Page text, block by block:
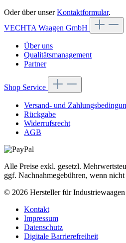
Oder über unserKontaktformular.
VECHTA Waagen GmbH
Über uns
Qualitätsmanagement
Partner
Shop Service
Versand- und
Rückgabe
Widerrufsrecht
AGB
Alle Preise exkl. gesetzl.
ggf. Nachnahmegebühren, wenn nicht
© 2026 Hersteller für Industriewaagen
Kontakt
Impressum
Datenschutz
Digitale Barrierefreiheit